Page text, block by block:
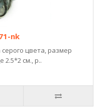
nk
цвета, размер
2.5*2 см., р..